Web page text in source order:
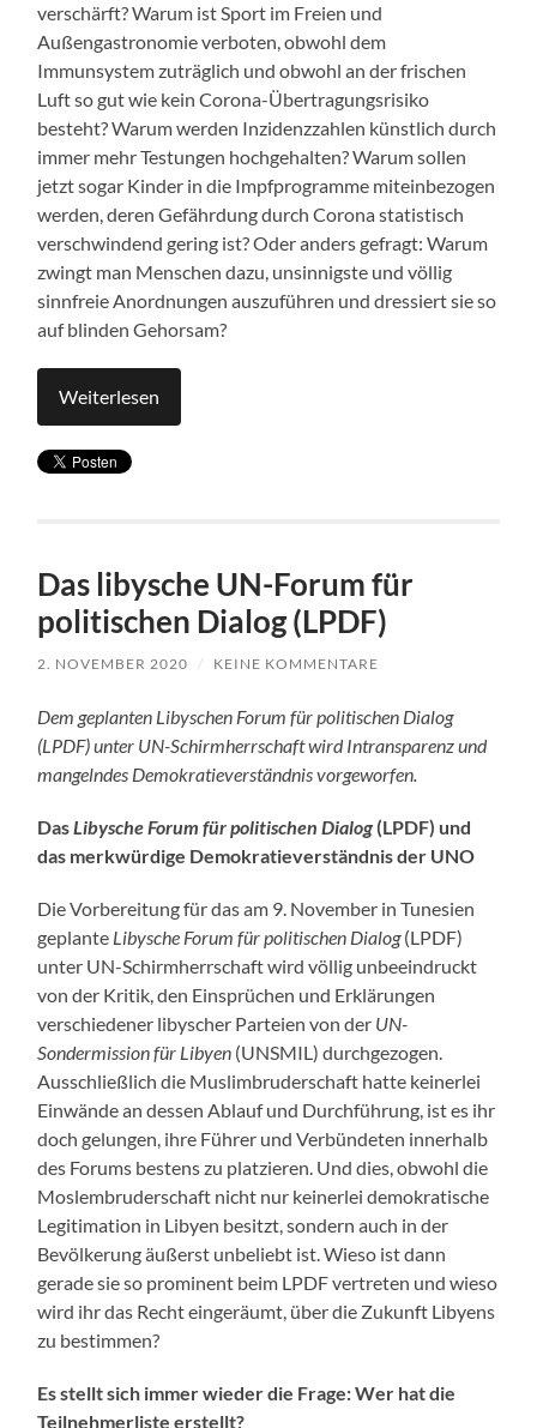
verschärft? Warum ist Sport im Freien und
Außengastronomie verboten, obwohl dem
Immunsystem zuträglich und obwohl an der frischen
Luft so gut wie kein Corona-Übertragungsrisiko
besteht? Warum werden Inzidenzzahlen künstlich durch
immer mehr Testungen hochgehalten? Warum sollen
jetzt sogar Kinder in die Impfprogramme miteinbezogen
werden, deren Gefährdung durch Corona statistisch
verschwindend gering ist? Oder anders gefragt: Warum
zwingt man Menschen dazu, unsinnigste und völlig
sinnfreie Anordnungen auszuführen und dressiert sie so
auf blinden Gehorsam?
Weiterlesen
Das libysche UN-Forum für
politischen Dialog (LPDF)
2. NOVEMBER 2020 / KEINE KOMMENTARE
Dem geplanten Libyschen Forum für politischen Dialog
(LPDF) unter UN-Schirmherrschaft wird Intransparenz und
mangelndes Demokratieverständnis vorgeworfen.
DasLibysche Forum für politischen Dialog(LPDF) und
das merkwürdige Demokratieverständnis der UNO
Die Vorbereitung für das am 9. November in Tunesien
geplante Libysche Forum für politischen Dialog(LPDF)
unter UN-Schirmherrschaft wird völlig unbeeindruckt
von der Kritik, den Einsprüchen und Erklärungen
verschiedener libyscher Parteien von der UN-
Sondermission für Libyen (UNSMIL) durchgezogen.
Ausschließlich die Muslimbruderschaft hatte keinerlei
Einwände an dessen Ablauf und Durchführung, ist es ihr
doch gelungen, ihre Führer und Verbündeten innerhalb
des Forums bestens zu platzieren. Und dies, obwohl die
Moslembruderschaft nicht nur keinerlei demokratische
Legitimation in Libyen besitzt, sondern auch in der
Bevölkerung äußerst unbeliebt ist. Wieso ist dann
gerade sie so prominent beim LPDF vertreten und wieso
wird ihr das Recht eingeräumt, über die Zukunft Libyens
zu bestimmen?
Es stellt sich immer wieder die Frage:Wer hat die
Teilnehmerliste erstellt?